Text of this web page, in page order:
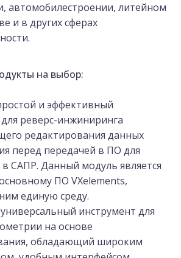
автомобилестроении, литейном
и в других сферах
на выбор:
и эффективный
реверс-инжиниринга
редактирования данных
перед передачей в ПО для
в САПР. Данный модуль является
ПО VXelements,
единую среду.
инструмент для
на основе
обладающий широким